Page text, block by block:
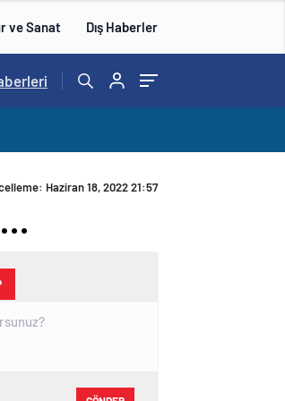
ve Sanat Dış Haberler
Yeni Operasyon…
Haziran 18, 2022 21:57